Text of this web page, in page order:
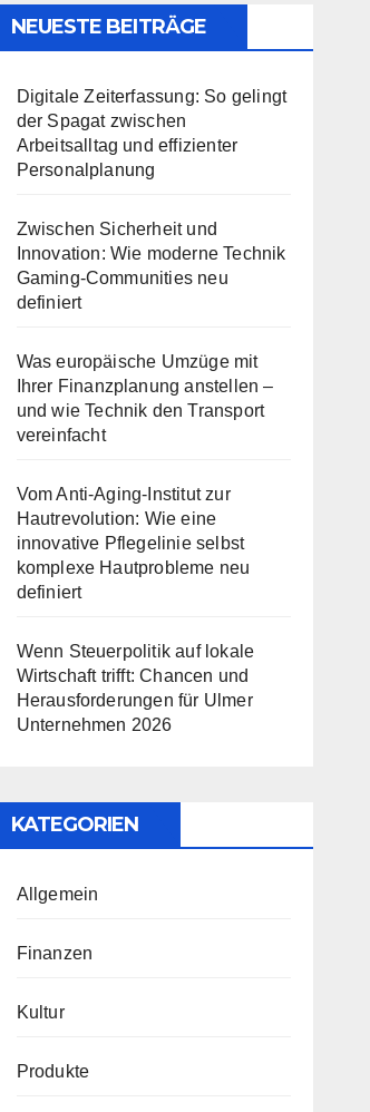
NEUESTE BEITRÄGE
Digitale Zeiterfassung: So gelingt
der Spagat zwischen
Arbeitsalltag und effizienter
Personalplanung
Zwischen Sicherheit und
Innovation: Wie moderne Technik
Gaming-Communities neu
definiert
Was europäische Umzüge mit
Ihrer Finanzplanung anstellen –
und wie Technik den Transport
vereinfacht
Vom Anti-Aging-Institut zur
Hautrevolution: Wie eine
innovative Pflegelinie selbst
komplexe Hautprobleme neu
definiert
Wenn Steuerpolitik auf lokale
Wirtschaft trifft: Chancen und
Herausforderungen für Ulmer
Unternehmen 2026
KATEGORIEN
Allgemein
Finanzen
Kultur
Produkte